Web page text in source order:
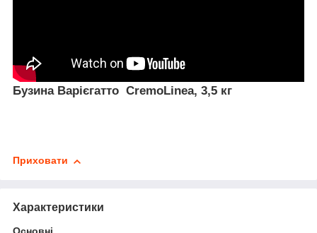
Бузина Варієгатто CremoLinea, 3,5 кг
Приховати
Характеристики
Основні